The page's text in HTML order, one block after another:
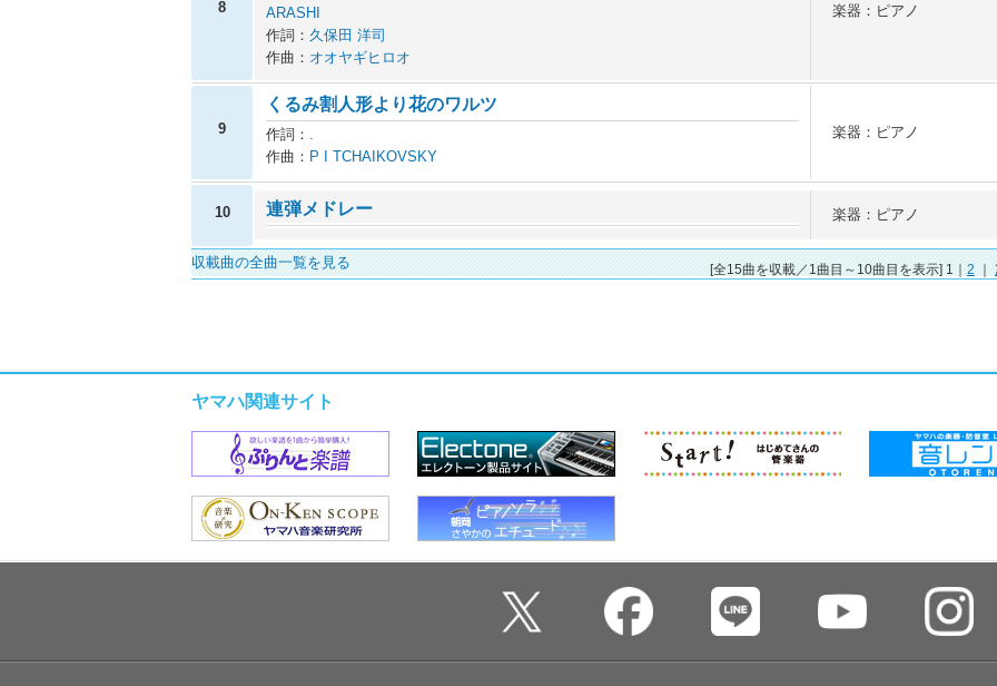
8
ARASHI
作詞： 久保田 洋司
作曲： オオヤギヒロオ
楽器：ピアノ
9
くるみ割人形より花のワルツ
作詞：
作曲： P I TCHAIKOVSKY
楽器：ピアノ
10 連弾メドレー 楽器：ピアノ
収載曲の全曲一覧を見る [全15曲を収載／1曲目～10曲目を表示] 1｜ 2 ｜
ヤマハ関連サイト